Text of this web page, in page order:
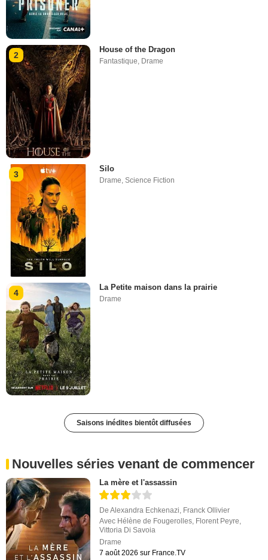
2
House of the Dragon
Fantastique, Drame
3
Silo
Drame ,Science Fiction
4
La Petite maison dans la prairie
Drame
Saisons inédites bientôt diffusées
Nouvelles séries venant de commencer
La mère et l'assassin
DeAlexandra Echkenazi, Franck Ollivier
Avec Hélène de Fougerolles, Florent Peyre,
Vittoria Di Savoia
Drame
7 août 2026 sur France.TV